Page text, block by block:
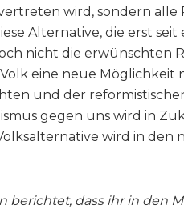
wird, sondern alle
Alternative, die erst
nicht die erwünschten
eine neue Möglichkeit
und der
gegen uns wird in
wird in den
berichtet, dass ihr in den